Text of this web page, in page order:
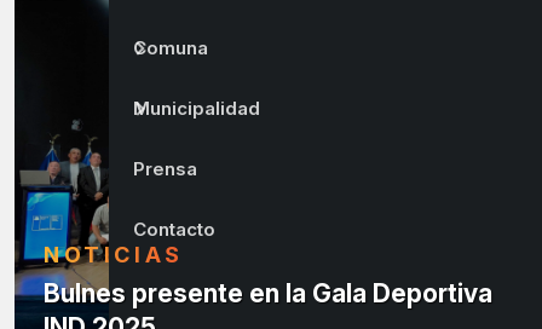
NOTICIAS
Bulnes presente en la Gala Deportiva
Comuna
Municipalidad
Prensa
Contacto